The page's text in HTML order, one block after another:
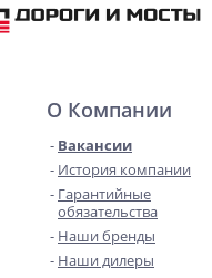
О Компании
Вакансии
История компании
Гарантийные
обязательства
Наши бренды
Наши дилеры